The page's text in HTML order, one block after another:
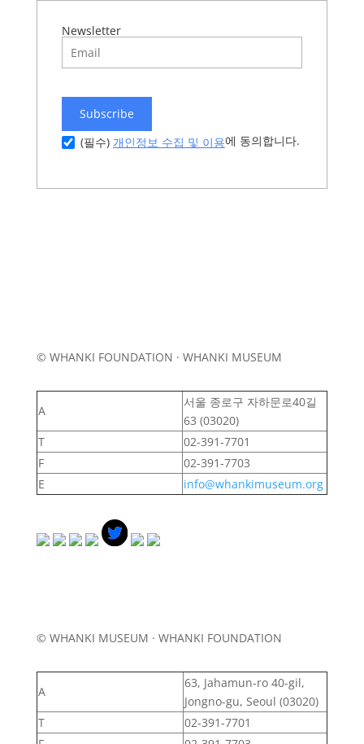
Newsletter
Subscribe
(필수) 개인정보 수집 및 이용에 동의합니다.
© WHANKI FOUNDATION · WHANKI MUSEUM
A
서울 종로구 자하문로40길
63 (03020)
T
02-391-7701
F
02-391-7703
E
info@whankimuseum.org
© WHANKI MUSEUM · WHANKI FOUNDATION
A
63, Jahamun-ro 40-gil,
Jongno-gu, Seoul (03020)
T
02-391-7701